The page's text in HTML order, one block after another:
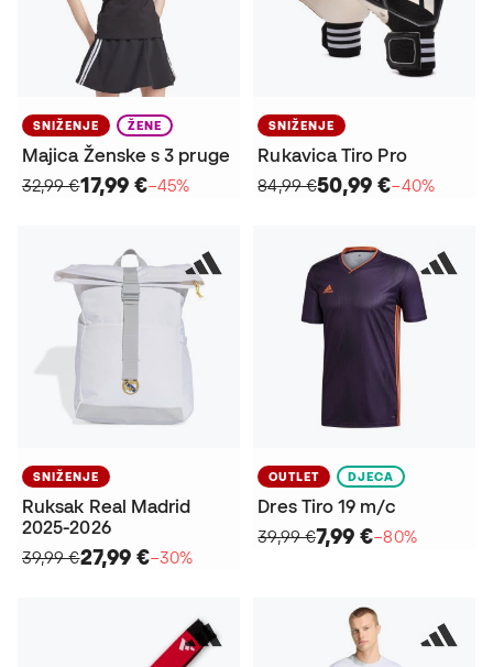
SNIŽENJE ŽENE
Majica Ženske s 3 pruge
32,99 €17,99 €−45%
SNIŽENJE
Rukavica Tiro Pro
84,99 €50,99 €−40%
SNIŽENJE
Ruksak Real Madrid
2025-2026
39,99 €27,99 €−30%
OUTLET DJECA
Dres Tiro 19 m/c
39,99 €7,99 €−80%